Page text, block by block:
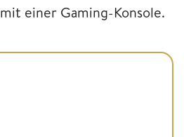
einer Gaming-Konsole.